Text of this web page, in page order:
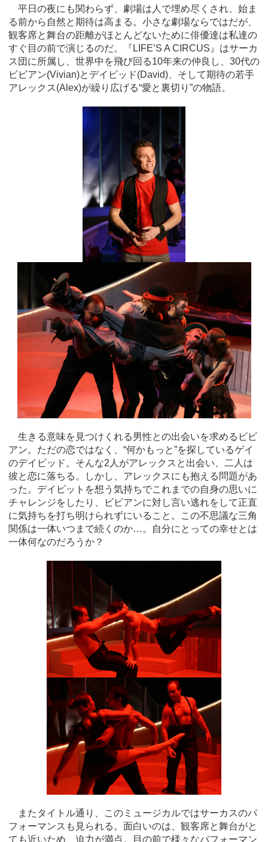
平日の夜にも関わらず、劇場は人で埋め尽くされ、始ま
る前から自然と期待は高まる。小さな劇場ならではだが、
観客席と舞台の距離がほとんどないために俳優達は私達の
すぐ目の前で演じるのだ。
『LIFE’S A CIRCUS』 はサーカ
ス団に所属し、世界中を飛び回る10年来の仲良し、30代の
ビビアン(Vivian)とデイビッド(David)、そして期待の若手
アレックス(Alex)が繰り広げる“愛と裏切り”の物語。
生きる意味を見つけくれる男性との出会いを求めるビビ
アン。ただの恋ではなく、“何かもっと”を探しているゲイ
のデイビッド。そんな2人がアレックスと出会い、二人は
彼と恋に落ちる。しかし、アレックスにも抱える問題があ
った。デイビットを想う気持ちでこれまでの自身の思いに
チャレンジをしたり、ビビアンに対し言い逃れをして正直
に気持ちを打ち明けられずにいること。この不思議な三角
関係は一体いつまで続くのか…。自分にとっての幸せとは
一体何なのだろうか？
またタイトル通り、このミュージカルではサーカスのパ
フォーマンスも見られる。面白いのは、観客席と舞台がと
ても近いため、迫力が満点。目の前で様々なパフォーマン